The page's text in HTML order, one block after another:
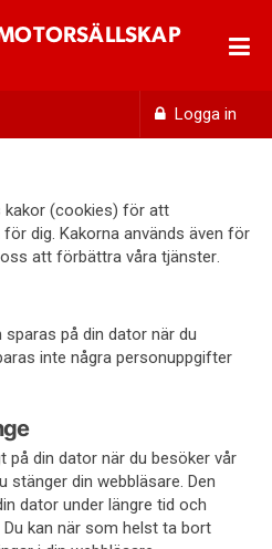
Logga in
kakor (cookies) för att
dig. Kakorna används även för
att förbättra våra tjänster.
på din dator när du
inte några personuppgifter
på din dator när du besöker vår
din webbläsare. Den
dator under längre tid och
kan när som helst ta bort